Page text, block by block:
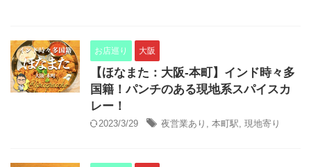
お店巡り 大阪
【ほなまた：大阪-本町】インド時々多
国籍！パンチのある現地系スパイスカ
レー！
2023/3/29 夜営業あり , 本町駅, 現地寄り